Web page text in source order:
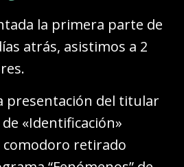
la primera parte de
atrás, asistimos a 2
presentación del titular
«Identificación»
comodoro retirado